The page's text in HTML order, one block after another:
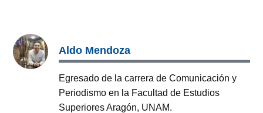
Aldo Mendoza
Egresado de la carrera de Comunicación y
Periodismo en la Facultad de Estudios
Superiores Aragón, UNAM.